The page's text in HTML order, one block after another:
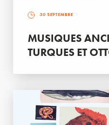
30 SEPTEMBRE
MUSIQUES
TURQUES ET